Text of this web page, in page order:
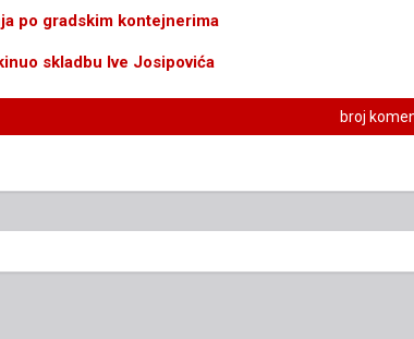
po gradskim kontejnerima
skladbu Ive Josipovića
broj